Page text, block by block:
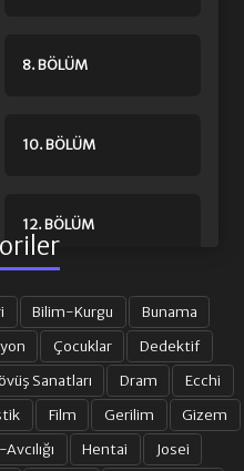
8. BÖLÜM
10. BÖLÜM
12. BÖLÜM
14. BÖLÜM
16. BÖLÜM FINAL
Bilim-Kurgu
Bunama
Çocuklar
Dedektif
Sanatları Dram
Ecchi
Film Gerilim
Gizem
Hentai Josei